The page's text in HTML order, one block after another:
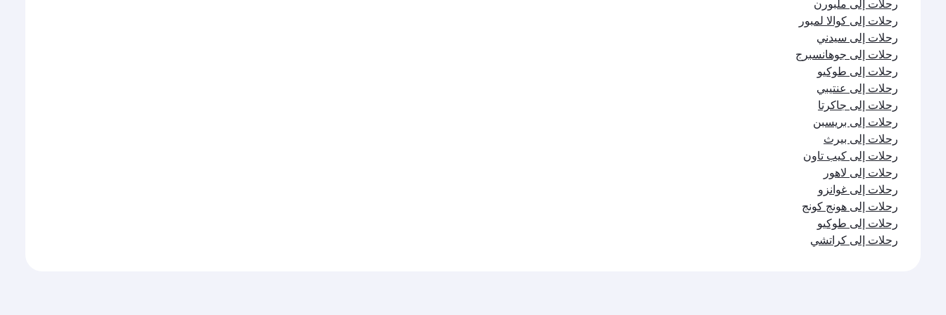
رحلات إلى ملبورن
رحلات إلى كوالا لمبور
رحلات إلى سيدني
رحلات إلى جوهانسبرج
رحلات إلى طوكيو
رحلات إلى عنتيبي
رحلات إلى جاكرتا
رحلات إلى بريسبن
رحلات إلى بيرث
رحلات إلى كيب تاون
رحلات إلى لاهور
رحلات إلى غوانزو
رحلات إلى هونج كونج
رحلات إلى طوكيو
رحلات إلى كراتشي